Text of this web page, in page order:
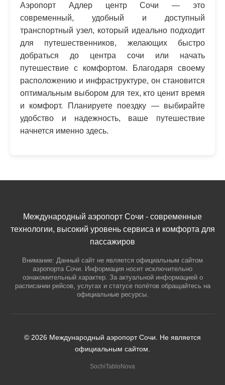
Аэропорт Адлер центр Сочи — это
современный, удобный и доступный
транспортный узел, который идеально подходит
для путешественников, желающих быстро
добраться до центра сочи или начать
путешествие с комфортом. Благодаря своему
расположению и инфраструктуре, он становится
оптимальным выбором для тех, кто ценит время
и комфорт. Планируете поездку — выбирайте
удобство и надежность, ваше путешествие
начнется именно здесь.
Международный аэропорт Сочи - современные
технологии, высокий уровень сервиса и комфорта для
пассажиров
Внимание: Данный сайт не является официальным сайтом
аэропорта Сочи. Информация носит исключительно
ознакомительный характер. За актуальной информацией о
расписании рейсов, услугах и статусе полётов обращайтесь на
официальные ресурсы.
© 2026 Международный аэропорт Сочи. Не является
официальным сайтом.
SochiTabloNova